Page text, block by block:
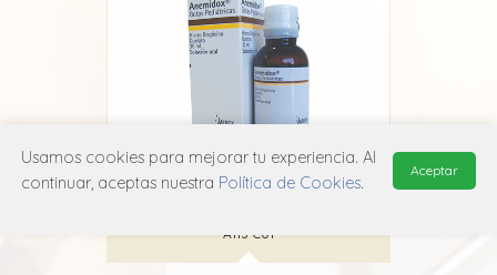
Anemidox
A11J C01
Usamos cookies para mejorar tu experiencia. Al
continuar, aceptas nuestra Política de Cookies.
Aceptar